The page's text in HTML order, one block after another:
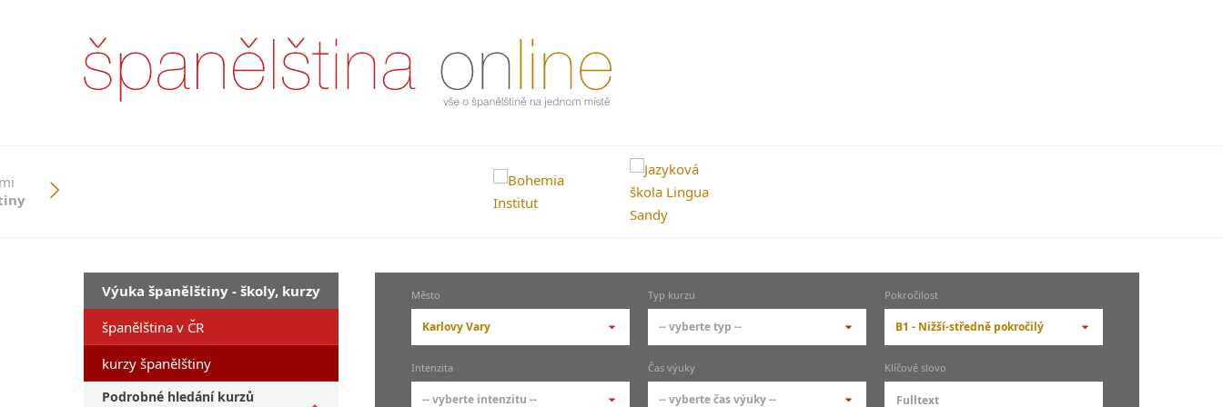
Výuka španělštiny - školy, kurzy
španělština v ČR
kurzy španělštiny
Podrobné hledání kurzů
Město
Karlovy Vary
-- vyberte město --
pražské městské části
Typ kurzu
-- vyberte typ --
-- vyberte typ --
základní členění kurzů
Pokročilost
B1 - Nižší-středně pokročilý
-- vyberte pokročilost --
Intenzita
-- vyberte intenzitu --
Čas výuky
-- vyberte čas výuky --
Klíčové slovo